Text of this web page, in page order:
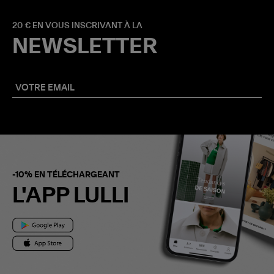
20 € EN VOUS INSCRIVANT À LA
NEWSLETTER
-10% EN TÉLÉCHARGEANT
L'APP LULLI